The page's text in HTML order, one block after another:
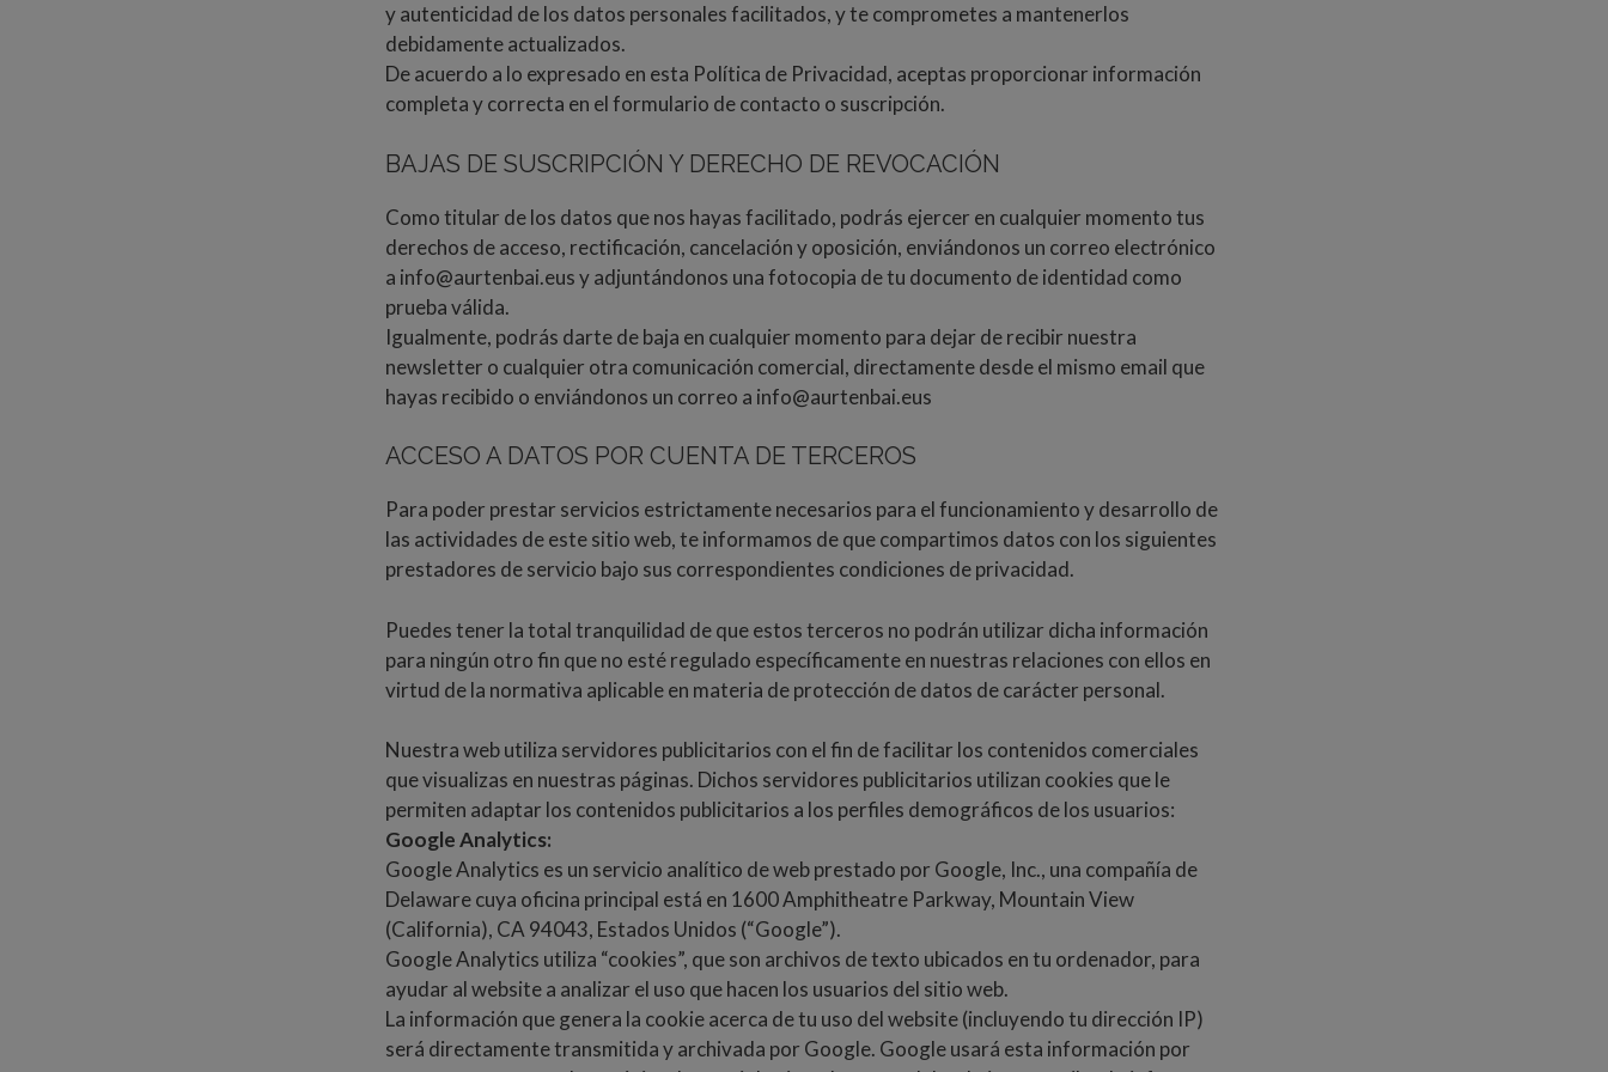
y autenticidad de los datos personales facilitados, y te comprometes a mantenerlos
debidamente actualizados.
De acuerdo a lo expresado en esta Política de Privacidad, aceptas proporcionar información
completa y correcta en el formulario de contacto o suscripción.
BAJAS DE SUSCRIPCIÓN Y DERECHO DE REVOCACIÓN
Como titular de los datos que nos hayas facilitado, podrás ejercer en cualquier momento tus
derechos de acceso, rectificación, cancelación y oposición, enviándonos un correo electrónico
a info@aurtenbai.eus y adjuntándonos una fotocopia de tu documento de identidad como
prueba válida.
Igualmente, podrás darte de baja en cualquier momento para dejar de recibir nuestra
newsletter o cualquier otra comunicación comercial, directamente desde el mismo email que
hayas recibido o enviándonos un correo a info@aurtenbai.eus
ACCESO A DATOS POR CUENTA DE TERCEROS
Para poder prestar servicios estrictamente necesarios para el funcionamiento y desarrollo de
las actividades de este sitio web, te informamos de que compartimos datos con los siguientes
prestadores de servicio bajo sus correspondientes condiciones de privacidad.
Puedes tener la total tranquilidad de que estos terceros no podrán utilizar dicha información
para ningún otro fin que no esté regulado específicamente en nuestras relaciones con ellos en
virtud de la normativa aplicable en materia de protección de datos de carácter personal.
Nuestra web utiliza servidores publicitarios con el fin de facilitar los contenidos comerciales
que visualizas en nuestras páginas. Dichos servidores publicitarios utilizan cookies que le
permiten adaptar los contenidos publicitarios a los perfiles demográficos de los usuarios:
Google Analytics:
Google Analytics es un servicio analítico de web prestado por Google, Inc., una compañía de
Delaware cuya oficina principal está en 1600 Amphitheatre Parkway, Mountain View
(California), CA 94043, Estados Unidos (“Google”).
Google Analytics utiliza “cookies”, que son archivos de texto ubicados en tu ordenador, para
ayudar al website a analizar el uso que hacen los usuarios del sitio web.
La información que genera la cookie acerca de tu uso del website (incluyendo tu dirección IP)
será directamente transmitida y archivada por Google. Google usará esta información por